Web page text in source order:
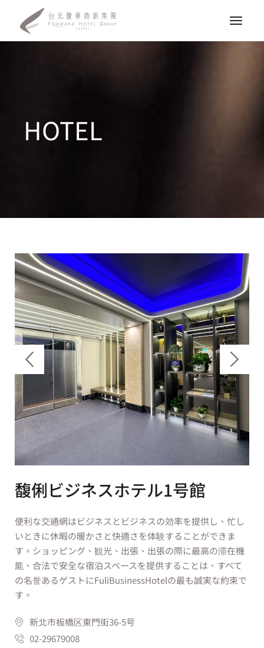
HOTEL
馥俐ビジネスホテル1号館
便利な交通網はビジネスとビジネスの効率を提供し、忙し
いときに休暇の暖かさと快適さを体験することができま
す。ショッピング、観光、出張、出張の際に最高の滞在機
能、合法で安全な宿泊スペースを提供することは、すべて
の名誉あるゲストにFuliBusinessHotelの最も誠実な約束で
す。
新北市板橋区東門街36-5号
02-29679008